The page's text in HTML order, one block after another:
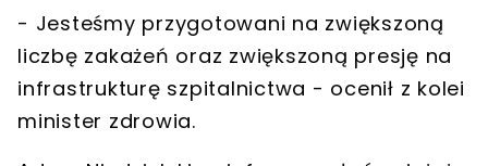
- Jesteśmy przygotowani na zwiększoną
liczbę zakażeń oraz zwiększoną presję na
infrastrukturę szpitalnictwa - ocenił z kolei
minister zdrowia.